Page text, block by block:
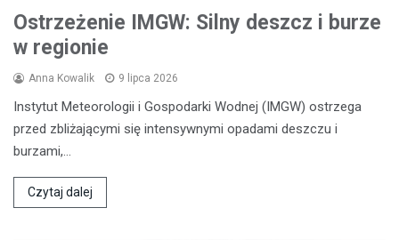
Ostrzeżenie IMGW: Silny deszcz i burze
w regionie
Anna Kowalik 9 lipca 2026
Instytut Meteorologii i Gospodarki Wodnej (IMGW) ostrzega
przed zbliżającymi się intensywnymi opadami deszczu i
burzami,…
Czytaj dalej